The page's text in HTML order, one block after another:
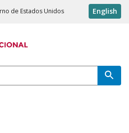
de Estados Unidos English